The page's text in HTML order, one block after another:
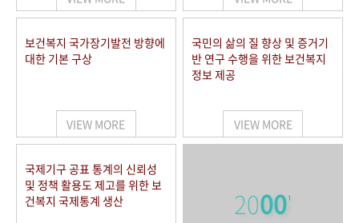
보건복지 국가장기발전 방향에
대한 기본 구상
VIEW MORE
국민의 삶의 질 향상 및 증거기
반 연구 수행을 위한 보건복지
정보 제공
VIEW MORE
국제기구 공표 통계의 신뢰성
및 정책 활용도 제고를 위한 보
건복지 국제통계 생산
2000'